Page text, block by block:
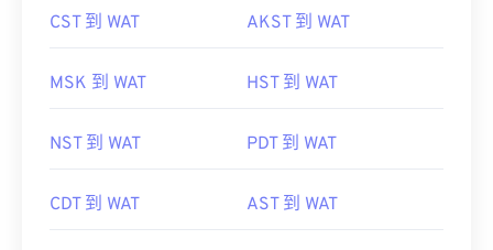
CST 到 WAT AKST 到 WAT
MSK 到 WAT HST 到 WAT
NST 到 WAT PDT 到 WAT
CDT 到 WAT AST 到 WAT